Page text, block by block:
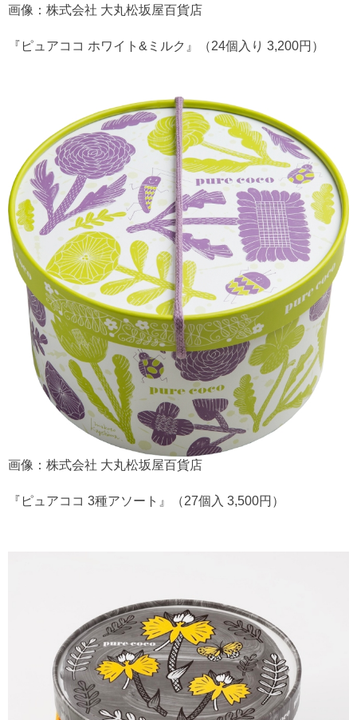
画像：株式会社 大丸松坂屋百貨店
『ピュアココ ホワイト&ミルク』（24個入り 3,200円）
画像：株式会社 大丸松坂屋百貨店
『ピュアココ 3種アソート』（27個入 3,500円）